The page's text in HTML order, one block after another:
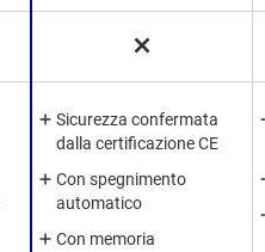
Sicurezza confermata
dalla certificazione CE
Con spegnimento
automatico
Con memoria